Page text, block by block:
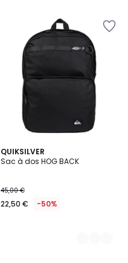
QUIKSILVER
Sac à dos HOG BACK
45,00 €
22,50 € -50%
2
Couleurs